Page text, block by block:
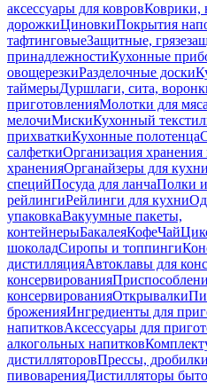
аксессуары для ковровКоврики,
дорожкиЦиновкиПокрытия
тафтинговыеЗащитные,
принадлежностиКухонные
овощерезкиРазделочные доски
таймерыДуршлаги, сита,
приготовленияМолотки для
мелочиМискиКухонный
прихваткиКухонные полотенца
салфеткиОрганизация хранения
храненияОрганайзеры для кухни
специйПосуда для ланчаПолки и
рейлингиРейлинги для кухни
упаковкаВакуумные пакеты,
контейнерыБакалеяКофеЧай
шоколадСиропы и топпинги
дистилляцияАвтоклавы для
консервирования
консервированияОткрывалки
броженияИнгредиенты для
напитковАксессуары для
алкогольных напитков
дистилляторовПрессы,
пивоваренияДистилляторы